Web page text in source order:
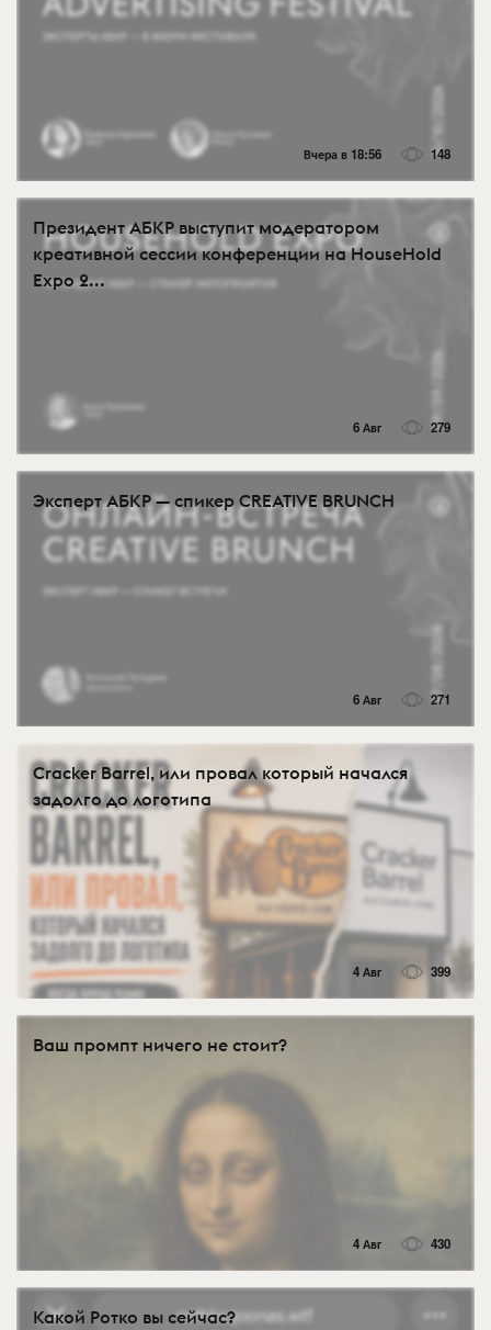
Вчера в 18:56 148
Президент АБКР выступит модератором
креативной сессии конференции на HouseHold
Expo 2...
6 Авг 279
Эксперт АБКР — спикер CREATIVE BRUNCH
6 Авг 271
Cracker Barrel, или провал который начался
задолго до логотипа
4 Авг 399
Ваш промпт ничего не стоит?
4 Авг 430
Какой Ротко вы сейчас?